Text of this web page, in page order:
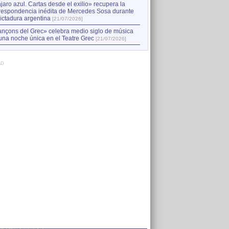
azul. Cartas desde el exilio» recupera la
inédita de Mercedes Sosa durante
argentina [21/07/2026]
del Grec» celebra medio siglo de música
noche única en el Teatre Grec [21/07/2026]